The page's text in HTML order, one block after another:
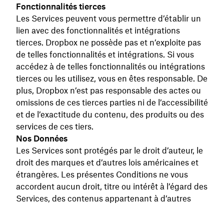
Fonctionnalités tierces
Les Services peuvent vous permettre d’établir un
lien avec des fonctionnalités et intégrations
tierces. Dropbox ne possède pas et n’exploite pas
de telles fonctionnalités et intégrations. Si vous
accédez à de telles fonctionnalités ou intégrations
tierces ou les utilisez, vous en êtes responsable. De
plus, Dropbox n’est pas responsable des actes ou
omissions de ces tierces parties ni de l’accessibilité
et de l’exactitude du contenu, des produits ou des
services de ces tiers.
Nos Données
Les Services sont protégés par le droit d’auteur, le
droit des marques et d’autres lois américaines et
étrangères. Les présentes Conditions ne vous
accordent aucun droit, titre ou intérêt à l’égard des
Services, des contenus appartenant à d’autres